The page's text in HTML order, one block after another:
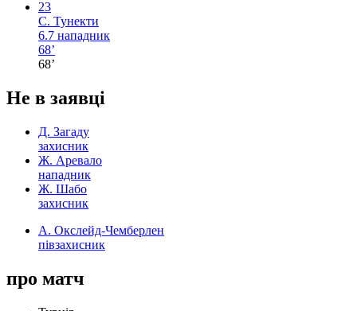
23
С. Тунекти
6.7 нападник
68’
68’
Не в заявці
Д. Загаду
захисник
Ж. Аревало
нападник
Ж. Шабо
захисник
А. Окслейд-Чемберлен
півзахисник
про матч